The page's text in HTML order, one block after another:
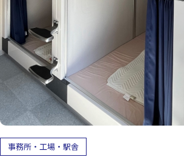
事務所・工場・駅舎